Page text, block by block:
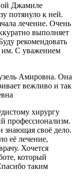
Джамиле
потянуло к ней.
лечение. Очень
выполняет
рекомендовать
им. С уважением
Амировна. Она
вежливо и так
хирургу
профессионализм.
знающая своё дело.
её лечение,
Хочется
который
таким